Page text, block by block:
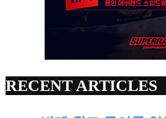
RECENT ARTICLES